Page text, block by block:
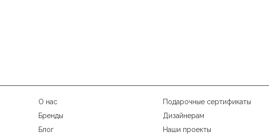
О нас
Подарочные сертификаты
Бренды
Дизайнерам
Блог
Наши проекты